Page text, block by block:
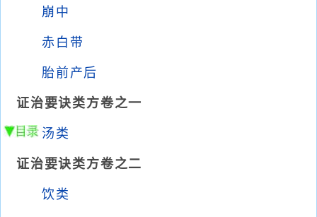
崩中
赤白带
胎前产后
证治要诀类方卷之一
汤类
证治要诀类方卷之二
饮类